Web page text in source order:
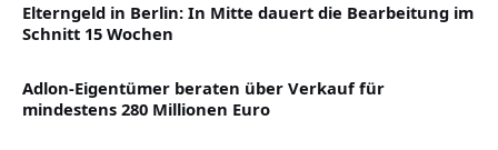
Elterngeld in Berlin: In Mitte dauert die Bearbeitung im
Schnitt 15 Wochen
Adlon-Eigentümer beraten über Verkauf für
mindestens 280 Millionen Euro